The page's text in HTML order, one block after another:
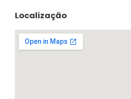
Localização